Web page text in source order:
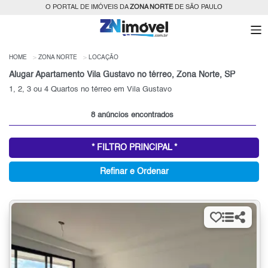
O PORTAL DE IMÓVEIS DAZONA NORTEDE SÃO PAULO
HOME ZONA NORTE LOCAÇÃO
Alugar Apartamento Vila Gustavo no térreo, Zona Norte, SP
1, 2, 3 ou 4 Quartos no térreo em Vila Gustavo
8 anúncios encontrados
* FILTRO PRINCIPAL *
Refinar e Ordenar